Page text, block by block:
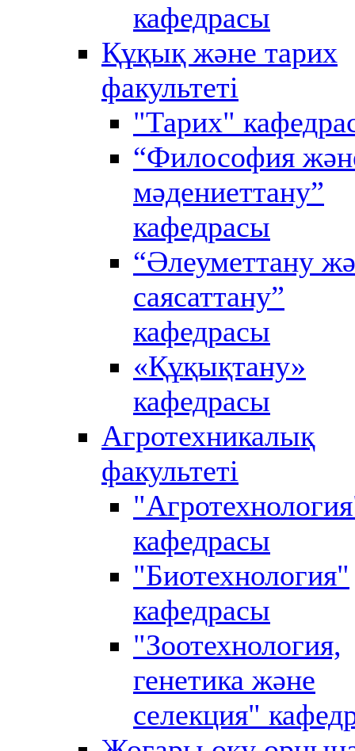
кафедрасы
Құқық және тарих
факультеті
"Тарих"
“Философия
мәдениеттану”
кафедрасы
“Әлеуметтану
саясаттану”
кафедрасы
«Құқықтану»
кафедрасы
Агротехникалық
факультеті
кафедрасы
"Биотехнология"
кафедрасы
"Зоотехнология,
генетика және
селекция"